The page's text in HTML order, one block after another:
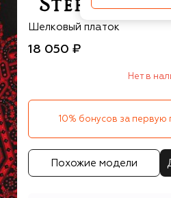
Stefano Ricci
Шелковый платок
18 050 ₽
Нет в
10% бонусов за первую
Похожие модели